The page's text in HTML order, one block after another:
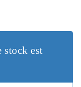
stock est